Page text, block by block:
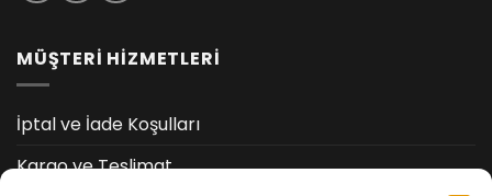
MÜŞTERİ HİZMETLERİ
İptal ve İade Koşulları
Kargo ve Teslimat